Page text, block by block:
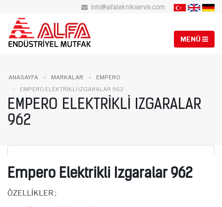
info@alfateknikservis.com
ANASAYFA MARKALAR
EMPERO
EMPERO ELEKTRIKLI IZGARALAR 962
EMPERO ELEKTRIKLI IZGARALAR
962
Empero Elektrikli Izgaralar 962
ÖZELLİKLER ;